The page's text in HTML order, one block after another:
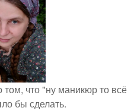
что "ну маникюр то всё
бы сделать.